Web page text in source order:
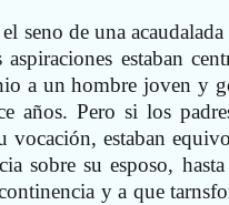
seno de una
aspiraciones estaban
a un hombre joven y
años. Pero si los
vocación, estaban
sobre su esposo,
y a que